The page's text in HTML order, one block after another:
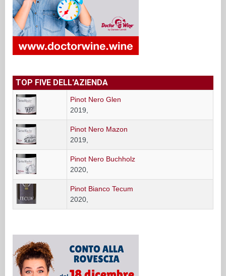
TOP FIVE DELL'AZIENDA
Pinot Nero Glen
2019,
Pinot Nero Mazon
2019,
Pinot Nero Buchholz
2020,
Pinot Bianco Tecum
2020,